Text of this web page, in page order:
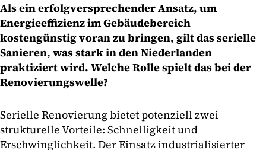
Als ein erfolgversprechender Ansatz, um
Energieeffizienz im Gebäudebereich
kostengünstig voran zu bringen, gilt das serielle
Sanieren, was stark in den Niederlanden
praktiziert wird. Welche Rolle spielt das bei der
Renovierungswelle?
Serielle Renovierung bietet potenziell zwei
strukturelle Vorteile: Schnelligkeit und
Erschwinglichkeit. Der Einsatz industrialisierter